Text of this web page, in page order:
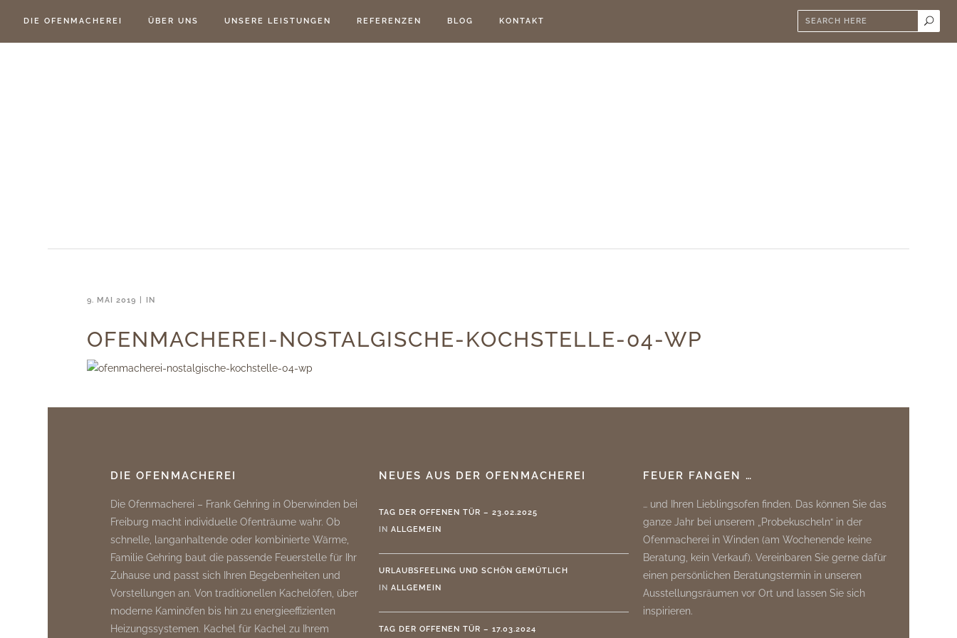
DIE OFENMACHEREI ÜBER UNS UNSERE LEISTUNGEN REFERENZEN BLOG KONTAKT
9. MAI 2019 IN
OFENMACHEREI-NOSTALGISCHE-KOCHSTELLE-04-WP
DIE OFENMACHEREI
Die Ofenmacherei – Frank Gehring in Oberwinden bei
Freiburg macht individuelle Ofenträume wahr. Ob
schnelle, langanhaltende oder kombinierte Wärme,
Familie Gehring baut die passende Feuerstelle für Ihr
Zuhause und passt sich Ihren Begebenheiten und
Vorstellungen an. Von traditionellen Kachelöfen, über
moderne Kaminöfen bis hin zu energieeffizienten
Heizungssystemen. Kachel für Kachel zu Ihrem
NEUES AUS DER OFENMACHEREI
TAG DER OFFENEN TÜR – 23.02.2025
IN ALLGEMEIN
URLAUBSFEELING UND SCHÖN GEMÜTLICH
IN ALLGEMEIN
TAG DER OFFENEN TÜR – 17.03.2024
FEUER FANGEN …
… und Ihren Lieblingsofen finden. Das können Sie das
ganze Jahr bei unserem „Probekuscheln“ in der
Ofenmacherei in Winden (am Wochenende keine
Beratung, kein Verkauf). Vereinbaren Sie gerne dafür
einen persönlichen Beratungstermin in unseren
Ausstellungsräumen vor Ort und lassen Sie sich
inspirieren.